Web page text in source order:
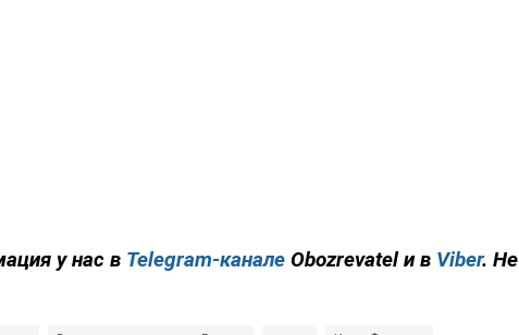
у нас в Telegram-канале Obozrevatel и в Viber. Не